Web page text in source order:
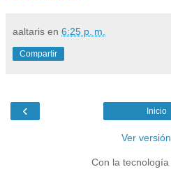
aaltaris en 6:25 p. m.
Compartir
‹ Inicio
Ver
Con la tecnología